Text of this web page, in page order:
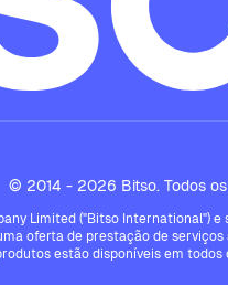
© 2014 - 2026 Bitso. Todos
Limited ("Bitso International") e
oferta de prestação de
estão disponíveis em